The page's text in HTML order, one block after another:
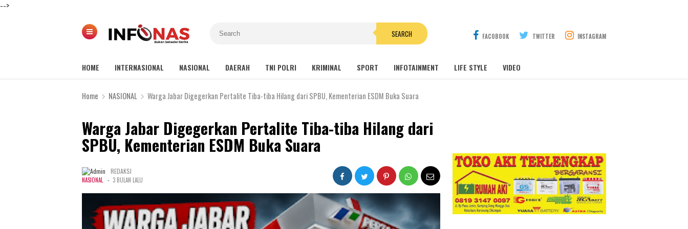
-->
SEARCH FACOBOOK TWITTER INSTAGRAM
HOME INTERNASIONAL NASIONAL DAERAH TNI POLRI KRIMINAL SPORT INFOTAINMENT LIFE STYLE VIDEO
Home NASIONAL Warga Jabar Digegerkan Pertalite Tiba-tiba Hilang dari SPBU, Kementerian ESDM Buka Suara
Warga Jabar Digegerkan Pertalite Tiba-tiba Hilang dari
SPBU, Kementerian ESDM Buka Suara
REDAKSI
NASIONAL - 3 BULAN LALU